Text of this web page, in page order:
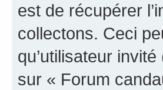
est de récupérer
collectons. Ceci
qu’utilisateur
sur « Forum